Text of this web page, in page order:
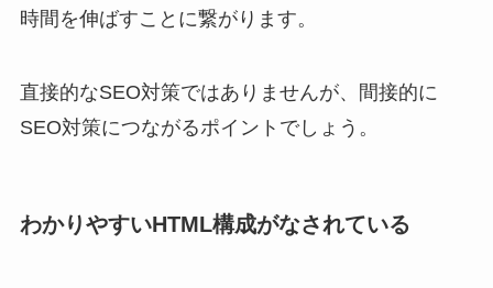
時間を伸ばすことに繋がります。
直接的なSEO対策ではありませんが、間接的に
SEO対策につながるポイントでしょう。
わかりやすいHTML構成がなされている